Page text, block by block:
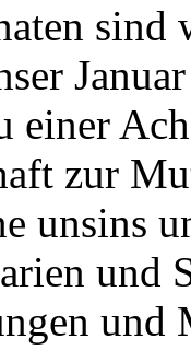
einer
zur
unsins
und
und